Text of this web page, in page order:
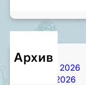
Архив
Август 2026
Июль 2026